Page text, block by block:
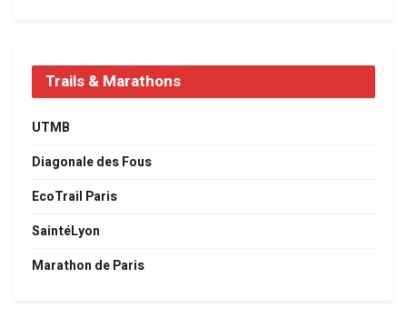
Trails & Marathons
UTMB
Diagonale des Fous
EcoTrail Paris
SaintéLyon
Marathon de Paris